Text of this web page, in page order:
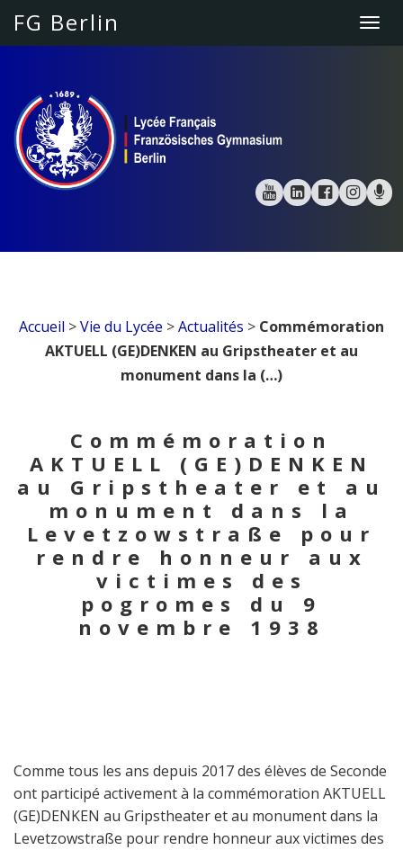
FG Berlin
Accueil >Vie du Lycée >Actualités > Commémoration
AKTUELL (GE)DENKEN au Gripstheater et au
monument dans la (…)
Commémoration
AKTUELL (GE)DENKEN
au Gripstheater et au
monument dans la
Levetzowstraße pour
rendre honneur aux
victimes des
pogromes du 9
novembre 1938
Comme tous les ans depuis 2017 des élèves de Seconde
ont participé activement à la commémoration AKTUELL
(GE)DENKEN au Gripstheater et au monument dans la
Levetzowstraße pour rendre honneur aux victimes des